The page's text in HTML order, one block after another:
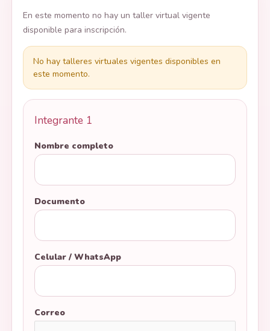
En este momento no hay un taller virtual vigente
disponible para inscripción.
No hay talleres virtuales vigentes disponibles en
este momento.
Integrante 1
Nombre completo
Documento
Celular / WhatsApp
Correo